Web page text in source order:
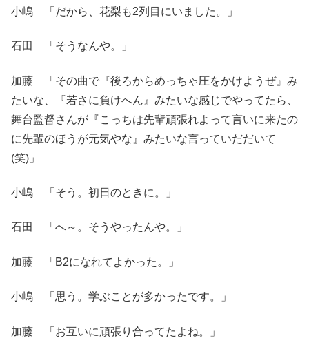
小嶋 「だから、花梨も2列目にいました。」
石田 「そうなんや。」
加藤 「その曲で『後ろからめっちゃ圧をかけようぜ』み
たいな、『若さに負けへん』みたいな感じでやってたら、
舞台監督さんが『こっちは先輩頑張れよって言いに来たの
に先輩のほうが元気やな』みたいな言っていだだいて
(笑)」
小嶋 「そう。初日のときに。」
石田 「へ～。そうやったんや。」
加藤 「B2になれてよかった。」
小嶋 「思う。学ぶことが多かったです。」
加藤 「お互いに頑張り合ってたよね。」